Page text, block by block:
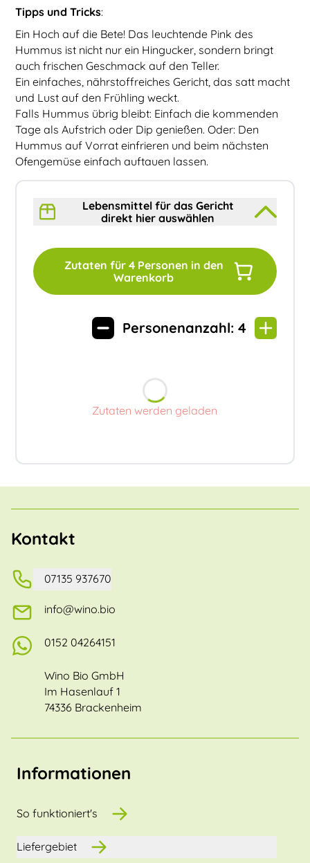
Tipps und Tricks:
Ein Hoch auf die Bete! Das leuchtende Pink des
Hummus ist nicht nur ein Hingucker, sondern bringt
auch frischen Geschmack auf den Teller.
Ein einfaches, nährstoffreiches Gericht, das satt macht
und Lust auf den Frühling weckt.
Falls Hummus übrig bleibt: Einfach die kommenden
Tage als Aufstrich oder Dip genießen. Oder: Den
Hummus auf Vorrat einfrieren und beim nächsten
Ofengemüse einfach auftauen lassen.
Lebensmittel für das Gericht
direkt hier auswählen
Zutaten für 4Personen in den
Warenkorb
Personenanzahl: 4
Zutaten werden geladen
Kontakt
07135 937670
info@wino.bio
0152 04264151
Wino Bio GmbH
Im Hasenlauf 1
74336 Brackenheim
Informationen
So funktioniert's
Liefergebiet